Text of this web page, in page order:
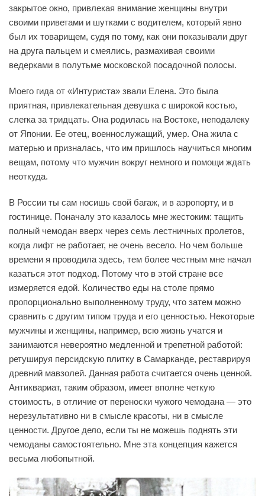
закрытое окно, привлекая внимание женщины внутри
своими приветами и шутками с водителем, который явно
был их товарищем, судя по тому, как они показывали друг
на друга пальцем и смеялись, размахивая своими
ведерками в полутьме московской посадочной полосы.
Моего гида от «Интуриста» звали Елена. Это была
приятная, привлекательная девушка с широкой костью,
слегка за тридцать. Она родилась на Востоке, неподалеку
от Японии. Ее отец, военнослужащий, умер. Она жила с
матерью и призналась, что им пришлось научиться многим
вещам, потому что мужчин вокруг немного и помощи ждать
неоткуда.
В России ты сам носишь свой багаж, и в аэропорту, и в
гостинице. Поначалу это казалось мне жестоким: тащить
полный чемодан вверх через семь лестничных пролетов,
когда лифт не работает, не очень весело. Но чем больше
времени я проводила здесь, тем более честным мне начал
казаться этот подход. Потому что в этой стране все
измеряется едой. Количество еды на столе прямо
пропорционально выполненному труду, что затем можно
сравнить с другим типом труда и его ценностью. Некоторые
мужчины и женщины, например, всю жизнь учатся и
занимаются невероятно медленной и трепетной работой:
ретушируя персидскую плитку в Самарканде, реставрируя
древний мавзолей. Данная работа считается очень ценной.
Антиквариат, таким образом, имеет вполне четкую
стоимость, в отличие от переноски чужого чемодана — это
нерезультативно ни в смысле красоты, ни в смысле
ценности. Другое дело, если ты не можешь поднять эти
чемоданы самостоятельно. Мне эта концепция кажется
весьма любопытной.